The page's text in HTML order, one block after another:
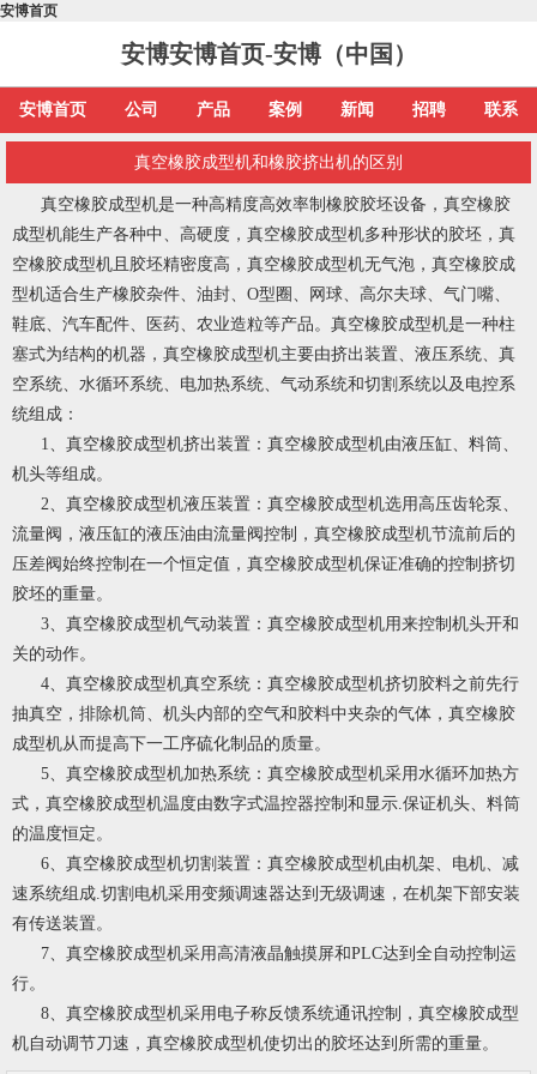
安博首页
安博安博首页-安博（中国）
安博首页 公司 产品 案例 新闻 招聘 联系
真空橡胶成型机和橡胶挤出机的区别
真空橡胶成型机是一种高精度高效率制橡胶胶坯设备，真空橡胶
成型机能生产各种中、高硬度，真空橡胶成型机多种形状的胶坯，真
空橡胶成型机且胶坯精密度高，真空橡胶成型机无气泡，真空橡胶成
型机适合生产橡胶杂件、油封、O型圈、网球、高尔夫球、气门嘴、
鞋底、汽车配件、医药、农业造粒等产品。真空橡胶成型机是一种柱
塞式为结构的机器，真空橡胶成型机主要由挤出装置、液压系统、真
空系统、水循环系统、电加热系统、气动系统和切割系统以及电控系
统组成：
1、真空橡胶成型机挤出装置：真空橡胶成型机由液压缸、料筒、
机头等组成。
2、真空橡胶成型机液压装置：真空橡胶成型机选用高压齿轮泵、
流量阀，液压缸的液压油由流量阀控制，真空橡胶成型机节流前后的
压差阀始终控制在一个恒定值，真空橡胶成型机保证准确的控制挤切
胶坯的重量。
3、真空橡胶成型机气动装置：真空橡胶成型机用来控制机头开和
关的动作。
4、真空橡胶成型机真空系统：真空橡胶成型机挤切胶料之前先行
抽真空，排除机筒、机头内部的空气和胶料中夹杂的气体，真空橡胶
成型机从而提高下一工序硫化制品的质量。
5、真空橡胶成型机加热系统：真空橡胶成型机采用水循环加热方
式，真空橡胶成型机温度由数字式温控器控制和显示.保证机头、料筒
的温度恒定。
6、真空橡胶成型机切割装置：真空橡胶成型机由机架、电机、减
速系统组成.切割电机采用变频调速器达到无级调速，在机架下部安装
有传送装置。
7、真空橡胶成型机采用高清液晶触摸屏和PLC达到全自动控制运
行。
8、真空橡胶成型机采用电子称反馈系统通讯控制，真空橡胶成型
机自动调节刀速，真空橡胶成型机使切出的胶坯达到所需的重量。